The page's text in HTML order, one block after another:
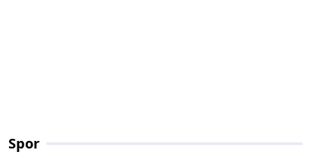
Spor